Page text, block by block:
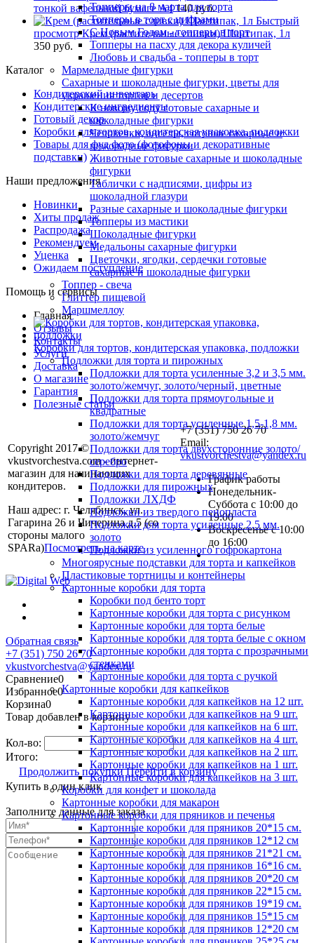
Топперы на 8 марта для торта
Топперы в торт с цифрами
С Новым Годом - топперы в торт
Топперы на пасху для декора куличей
Любовь и свадьба - топперы в торт
Мармеладные фигурки
Сахарные и шоколадные фигурки, цветы для
украшения тортов и десертов
К новому году готовые сахарные и
шоколадные фигурки
Человечки, ангелы, готовые сахарные и
шоколадные фигурки
Животные готовые сахарные и шоколадные
фигурки
Таблички с надписями, цифры из
шоколадной глазури
Разные сахарные и шоколадные фигурки
Топперы из мастики
Шоколадные фигурки
Медальоны сахарные фигурки
Цветочки, ягодки, сердечки готовые
сахарные и шоколадные фигурки
Топпер - свеча
Глиттер пищевой
Маршмеллоу
Коробки для тортов, кондитерская упаковка, подложки
Подложки для торта и пирожных
Подложки для торта усиленные 3,2 и 3,5 мм.
золото/жемчуг, золото/черный, цветные
Подложки для торта прямоугольные и
квадратные
Подложки для торта усиленные 1,5-1,8 мм.
золото/жемчуг
Подложки для торта двухсторонние золото/
серебро
Подложки для торта деревянные
Подложки для пирожных
Подложки ЛХДФ
Подложки из твердого пенопласта
Подложки для торта усиленные 2,5 мм.
золото
Подложки из усиленного гофрокартона
Многоярусные подставки для торта и капкейков
Пластиковые тортницы и контейнеры
Картонные коробки для торта
Коробки под бенто торт
Картонные коробки для торта с рисунком
Картонные коробки для торта белые
Картонные коробки для торта белые с окном
Картонные коробки для торта с прозрачными
стенками
Картонные коробки для торта с ручкой
Картонные коробки для капкейков
Картонные коробки для капкейков на 12 шт.
Картонные коробки для капкейков на 9 шт.
Картонные коробки для капкейков на 6 шт.
Картонные коробки для капкейков на 4 шт.
Картонные коробки для капкейков на 2 шт.
Картонные коробки для капкейков на 1 шт.
Картонные коробки для капкейков на 3 шт.
Коробки для конфет и шоколада
Картонные коробки для макарон
Картонные коробки для пряников и печенья
Картонные коробки для пряников 20*15 см.
Картонные коробки для пряников 12*12 см
Картонные коробки для пряников 21*21 см.
Картонные коробки для пряников 16*16 см.
Картонные коробки для пряников 20*20 см
Картонные коробки для пряников 22*15 см.
Картонные коробки для пряников 19*19 см.
Картонные коробки для пряников 15*15 см
Картонные коробки для пряников 12*20 см
тонкой вафельной бумаге А4 140 руб.
Быстрый
просмотр Крем (растительные сливки) Шантипак, 1л
350 руб.
Каталог
Кондитерский инвентарь
Кондитерские ингредиенты
Готовый декор
Коробки для тортов, кондитерская упаковка, подложки
Товары для фуд фото (фотофоны и декоративные
подставки)
Наши предложения
Новинки
Хиты продаж
Распродажа
Рекомендуем
Уценка
Ожидаем поступление
Помощь и сервисы
Главная
Отзывы
Контакты
Услуги
Доставка
О магазине
Гарантия
Полезные статьи
Copyright 2017 ©
vkustvorchestva.com - интернет-
магазин для начинающих
кондитеров.
Наш адрес: г. Челябинск, ул.
Гагарина 26 и Чичерина д.5 (со
стороны малого
SPARa)Посмотреть на карте
+7 (351) 750 26 70
Email:
vkustvorchestva@yandex.ru
График работы
Понедельник-
Суббота с 10:00 до
19:00
Воскресенье с 10:00
до 16:00
Обратная связь
+7 (351) 750 26 70
vkustvorchestva@yandex.ru
Сравнение0
Избранное0
Корзина0
Товар добавлен в корзину
Кол-во:
Итого:
Продолжить покупки Перейти в корзину
Купить в один клик
Заполните данные для заказа